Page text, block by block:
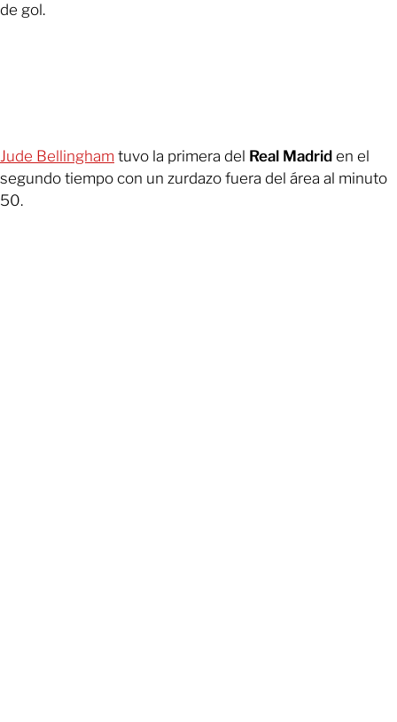
de gol.
Jude Bellingham tuvo la primera del Real Madrid en el
segundo tiempo con un zurdazo fuera del área al minuto
50.